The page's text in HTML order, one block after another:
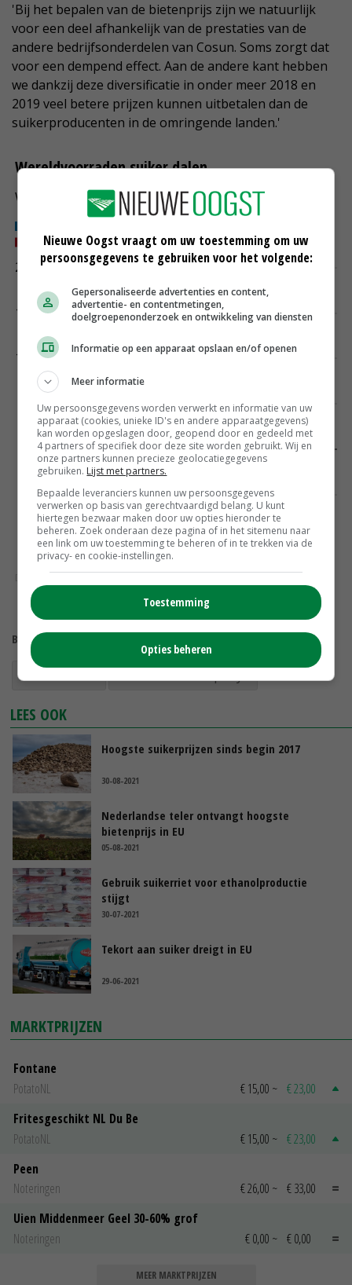
'Bij het bepalen van de bietenprijs zijn we natuurlijk
voor een deel afhankelijk van de prestaties van de
andere bedrijfsonderdelen van Cosun. Soms zorgt dat
voor een dempend effect. Aan de andere kant hebben
we dankzij deze diversificatie in onder meer 2018 en
2019 veel betere prijzen kunnen uitbetalen dan de
suikerproducenten in de omringende landen.'
Bekijk meer over:
suikermarkt Cosun Beet Company
LEES OOK
Hoogste suikerprijzen sinds begin 2017
30-08-2021
Nederlandse teler ontvangt hoogste
bietenprijs in EU
05-08-2021
Gebruik suikerriet voor ethanolproductie
stijgt
30-07-2021
Tekort aan suiker dreigt in EU
29-06-2021
MARKTPRIJZEN
Fontane
PotatoNL
€ 15,00 ~ € 23,00
Fritesgeschikt NL Du Be
PotatoNL
€ 15,00 ~ € 23,00
Peen
Noteringen
€ 26,00 ~ € 33,00
Uien Middenmeer Geel 30-60% grof
Noteringen
€ 0,00 ~ € 0,00
MEER MARKTPRIJZEN
Nieuwe Oogst vraagt om uw toestemming om uw
persoonsgegevens te gebruiken voor het volgende:
Gepersonaliseerde advertenties en content,
advertentie- en contentmetingen,
doelgroepenonderzoek en ontwikkeling van diensten
Informatie op een apparaat opslaan en/of openen
Meer informatie
Uw persoonsgegevens worden verwerkt en informatie van uw
apparaat (cookies, unieke ID's en andere apparaatgegevens)
kan worden opgeslagen door, geopend door en gedeeld met
4 partners of specifiek door deze site worden gebruikt. Wij en
onze partners kunnen precieze geolocatiegegevens
gebruiken. Lijst met partners.
Bepaalde leveranciers kunnen uw persoonsgegevens
verwerken op basis van gerechtvaardigd belang. U kunt
hiertegen bezwaar maken door uw opties hieronder te
beheren. Zoek onderaan deze pagina of in het sitemenu naar
een link om uw toestemming te beheren of in te trekken via de
privacy- en cookie-instellingen.
Toestemming
Opties beheren